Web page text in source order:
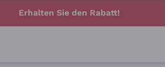
Erhalten Sie den Rabatt!